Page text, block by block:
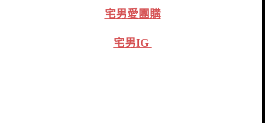
宅男愛團購
宅男IG